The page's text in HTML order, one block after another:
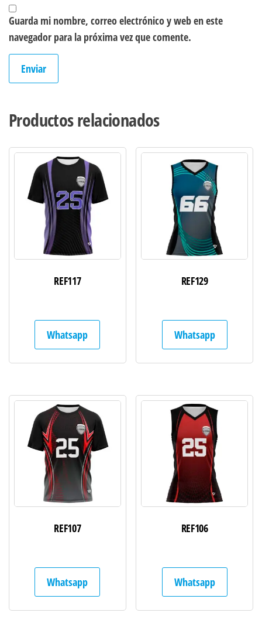
Guarda mi nombre, correo electrónico y web en este
navegador para la próxima vez que comente.
Productos relacionados
REF117
Whatsapp
REF129
Whatsapp
REF107
Whatsapp
REF106
Whatsapp